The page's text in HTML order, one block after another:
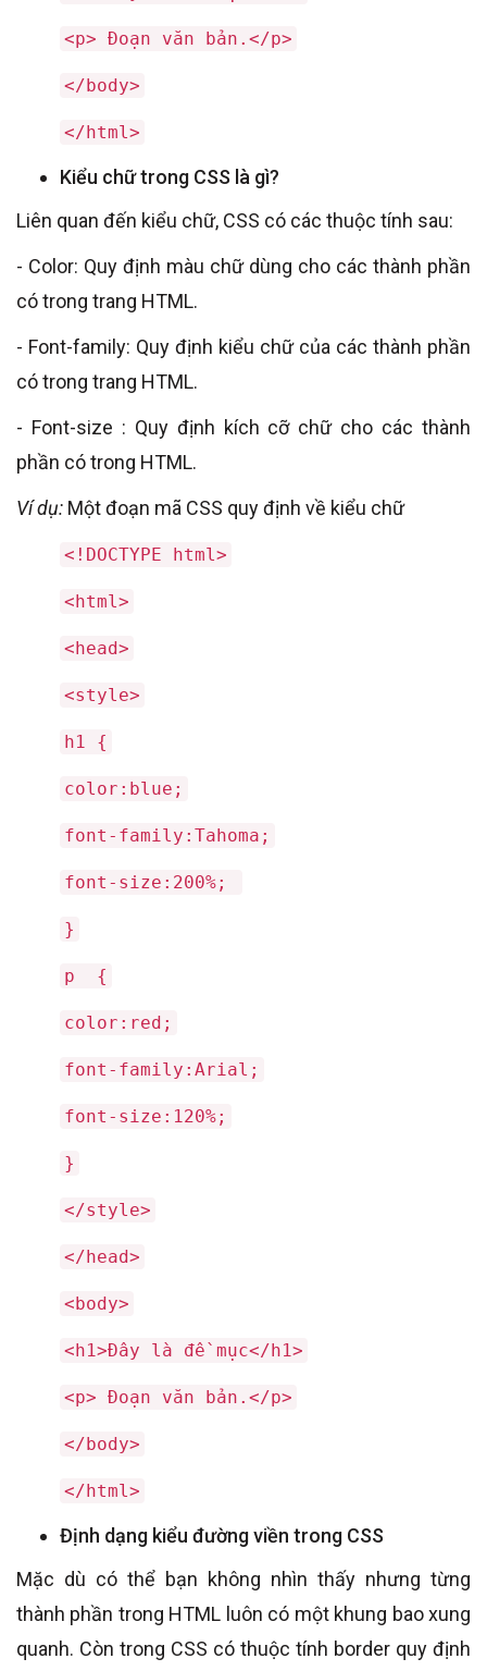
<p> Đoạn văn bản.</p>
</body>
</html>
Kiểu chữ trong CSS là gì?
Liên quan đến kiểu chữ, CSS có các thuộc tính sau:
- Color: Quy định màu chữ dùng cho các thành phần
có trong trang HTML.
- Font-family: Quy định kiểu chữ của các thành phần
có trong trang HTML.
- Font-size : Quy định kích cỡ chữ cho các thành
phần có trong HTML.
Ví dụ: Một đoạn mã CSS quy định về kiểu chữ
<!DOCTYPE html>
<html>
<head>
<style>
h1 {
color:blue;
font-family:Tahoma;
font-size:200%;
}
p {
color:red;
font-family:Arial;
font-size:120%;
}
</style>
</head>
<body>
<h1>Đây là đề mục</h1>
<p> Đoạn văn bản.</p>
</body>
</html>
Định dạng kiểu đường viền trong CSS
Mặc dù có thể bạn không nhìn thấy nhưng từng
thành phần trong HTML luôn có một khung bao xung
quanh. Còn trong CSS có thuộc tính border quy định